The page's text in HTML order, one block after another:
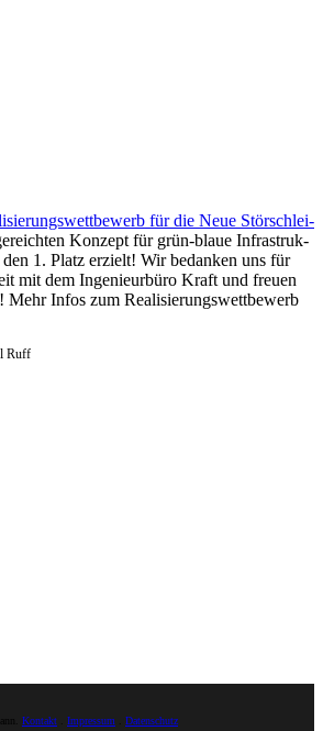
für die Neue Stör­schlei­
Konzept für grün-blaue Infra­struk­
1. Platz erzielt! Wir bedan­ken uns für
mit dem Inge­nieur­bü­ro Kraft und freu­en
Mehr Infos zum Reali­sie­rungs­wett­be­werb
Ruff
Kontakt Impressum Datenschutz